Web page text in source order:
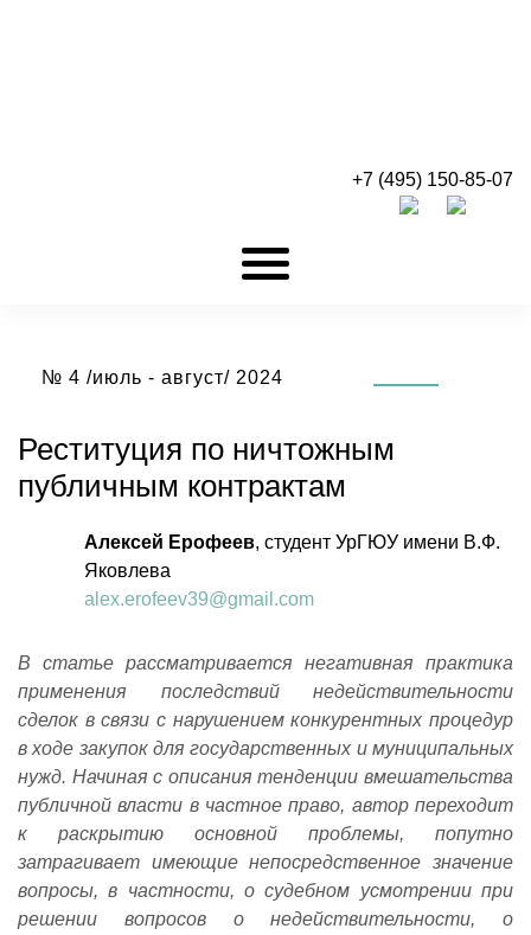
+7 (495) 150-85-07
№ 4 /июль - август/ 2024
Реституция по ничтожным
публичным контрактам
Алексей Ерофеев, студент УрГЮУ имени В.Ф.
Яковлева
alex.erofeev39@gmail.com
В статье рассматривается негативная практика
применения последствий недействительности
сделок в связи с нарушением конкурентных процедур
в ходе закупок для государственных и муниципальных
нужд. Начиная с описания тенденции вмешательства
публичной власти в частное право, автор переходит
к раскрытию основной проблемы, попутно
затрагивает имеющие непосредственное значение
вопросы, в частности, о судебном усмотрении при
решении вопросов о недействительности, о